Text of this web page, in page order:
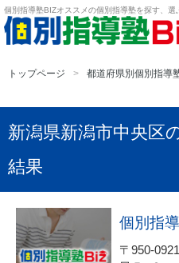
個別指導塾BIZオススメの個別指導塾を探す、選ぶ
トップページ 都道府県別個別指導
新潟県新潟市中央区
結果
個別指
〒950-